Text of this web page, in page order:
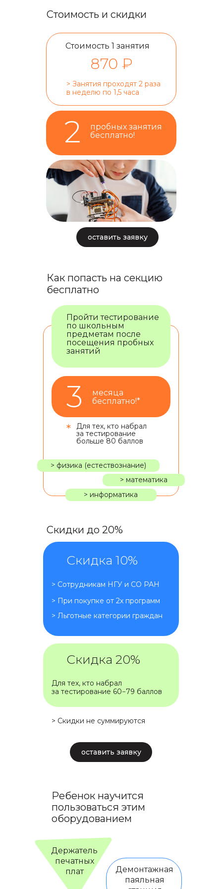
Стоимость 1 занятия
870 ₽
Стоимость и скидки
оставить заявку
> физика (естествознание)
> информатика
> математика
Для тех, кто набрал
за тестирование
больше 80 баллов
Пройти тестирование
по школьным
предметам после
посещения пробных
занятий
*
Скидка 10%
> Сотрудникам НГУ и СО РАН
> При покупке от 2х программ
> Льготные категории граждан
Скидка 20%
Для тех, кто набрал
за тестирование 60−79 баллов
3
месяца
бесплатно!*
Как попасть на секцию
бесплатно
Скидки до 20%
> Скидки не суммируются
оставить заявку
пробных занятия
бесплатно!
> Занятия проходят 2 раза
в неделю по 1,5 часа
2
Держатель
печатных
плат
Демонтажная
паяльная
Ребенок научится
пользоваться этим
оборудованием